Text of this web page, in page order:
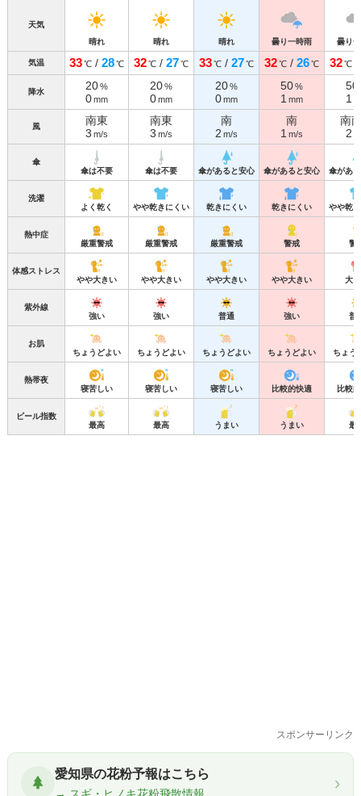
天気
晴れ
晴れ 晴れ 曇り一時雨 曇り
気温 33℃/ 28℃ 32℃/ 27℃ 33℃/ 27℃ 32℃/ 26℃ 32℃/
降水 20%
0mm
20%
0mm
20%
0mm
50%
1 mm
50
1
風
南東
3 m/s
南東
3 m/s
南
2 m/s
南
1 m/s
南
2
傘
傘は不要
傘は不要 傘があると安心 傘があると安心 傘があ
洗濯
よく乾く
やや乾きにくい 乾きにくい 乾きにくい やや乾
熱中症
厳重警戒
厳重警戒 厳重警戒 警戒 警
体感ストレス
やや大きい
やや大きい やや大きい やや大きい 大
紫外線
強い
強い 普通 強い 普
お肌
ちょうどよい
ちょうどよい ちょうどよい ちょうどよい ちょう
熱帯夜
寝苦しい
寝苦しい 寝苦しい 比較的快適 比較
ビール指数
最高
最高 うまい うまい 最
スポンサーリンク
愛知県の花粉予報はこちら ›